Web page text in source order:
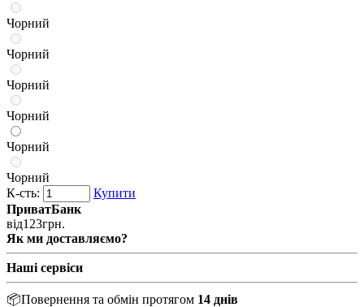
Чорний
Чорний
Чорний
Чорний
Чорний
Чорний
К-сть:
Купити
ПриватБанк
від123грн.
Як ми доставляємо?
Наші сервіси
📦Повернення та обмін протягом 14 днів